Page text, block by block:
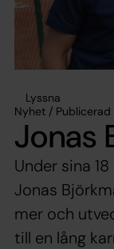
Lyssna
Nyhet / Publicerad
Jonas
Under sina
Jonas
mer och
till en lång